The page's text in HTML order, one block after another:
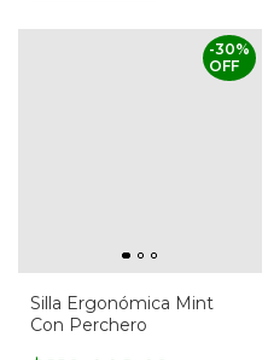
Silla Ergonómica Mint
Con Perchero
-30%
OFF